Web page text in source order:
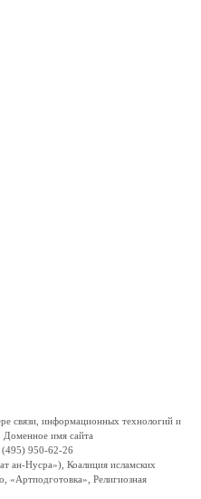
связи, информационных технологий и
имя сайта
(495) 950-62-26
ан-Нусра»), Коалиция исламских
Религиозная